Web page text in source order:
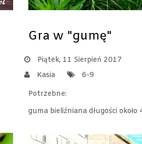
Gra w "gumę"
Piątek, 11 Sierpień 2017
Kasia
6-9
Potrzebne:
guma bieliźniana długości